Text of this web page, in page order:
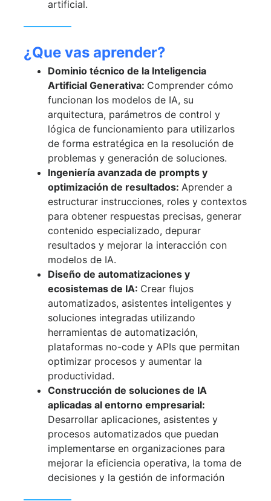
artificial.
¿Que vas aprender?
Dominio técnico de la Inteligencia
Artificial Generativa: Comprender cómo
funcionan los modelos de IA, su
arquitectura, parámetros de control y
lógica de funcionamiento para utilizarlos
de forma estratégica en la resolución de
problemas y generación de soluciones.
Ingeniería avanzada de prompts y
optimización de resultados: Aprender a
estructurar instrucciones, roles y contextos
para obtener respuestas precisas, generar
contenido especializado, depurar
resultados y mejorar la interacción con
modelos de IA.
Diseño de automatizaciones y
ecosistemas de IA: Crear flujos
automatizados, asistentes inteligentes y
soluciones integradas utilizando
herramientas de automatización,
plataformas no-code y APIs que permitan
optimizar procesos y aumentar la
productividad.
Construcción de soluciones de IA
aplicadas al entorno empresarial:
Desarrollar aplicaciones, asistentes y
procesos automatizados que puedan
implementarse en organizaciones para
mejorar la eficiencia operativa, la toma de
decisiones y la gestión de información